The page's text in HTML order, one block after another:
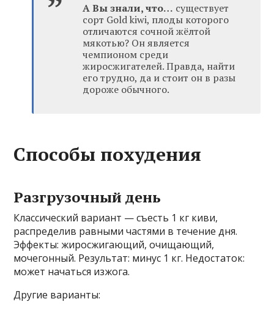
А Вы знали, что… существует
сорт Gold kiwi, плоды которого
отличаются сочной жёлтой
мякотью? Он является
чемпионом среди
жиросжигателей. Правда, найти
его трудно, да и стоит он в разы
дороже обычного.
Способы похудения
Разгрузочный день
Классический вариант — съесть 1 кг киви,
распределив равными частями в течение дня.
Эффекты: жиросжигающий, очищающий,
мочегонный. Результат: минус 1 кг. Недостаток:
может начаться изжога.
Другие варианты: